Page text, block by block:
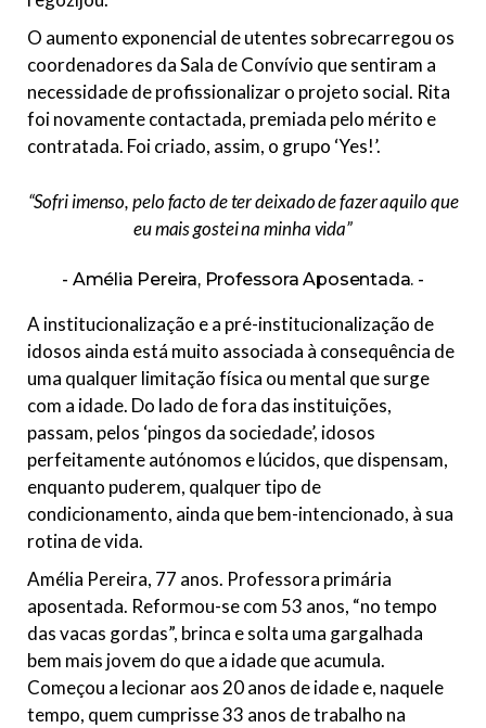
O aumento exponencial de utentes sobrecarregou os
coordenadores da Sala de Convívio que sentiram a
necessidade de profissionalizar o projeto social. Rita
foi novamente contactada, premiada pelo mérito e
contratada. Foi criado, assim, o grupo ‘Yes!’.
“Sofri imenso, pelo facto de ter deixado de fazer aquilo que
eu mais gostei na minha vida”
Amélia Pereira, Professora Aposentada.
A institucionalização e a pré-institucionalização de
idosos ainda está muito associada à consequência de
uma qualquer limitação física ou mental que surge
com a idade. Do lado de fora das instituições,
passam, pelos ‘pingos da sociedade’, idosos
perfeitamente autónomos e lúcidos, que dispensam,
enquanto puderem, qualquer tipo de
condicionamento, ainda que bem-intencionado, à sua
rotina de vida.
Amélia Pereira, 77 anos. Professora primária
aposentada. Reformou-se com 53 anos, “no tempo
das vacas gordas”, brinca e solta uma gargalhada
bem mais jovem do que a idade que acumula.
Começou a lecionar aos 20 anos de idade e, naquele
tempo, quem cumprisse 33 anos de trabalho na